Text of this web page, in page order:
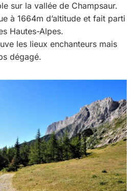
sur la vallée de Champsaur.
à 1664m d’altitude et fait parti
Hautes-Alpes.
les lieux enchanteurs mais
dégagé.